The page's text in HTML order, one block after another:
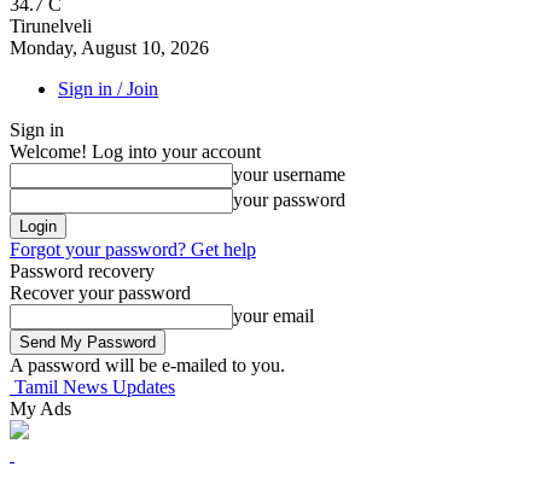
34.7 C
Tirunelveli
Monday, August 10, 2026
Sign in / Join
Sign in
Welcome! Log into your account
your username
your password
Forgot your password? Get help
Password recovery
Recover your password
your email
A password will be e-mailed to you.
Tamil News Updates
My Ads